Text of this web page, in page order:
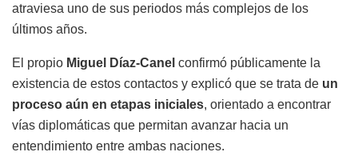
atraviesa uno de sus periodos más complejos de los
últimos años.
El propio Miguel Díaz-Canel confirmó públicamente la
existencia de estos contactos y explicó que se trata de un
proceso aún en etapas iniciales, orientado a encontrar
vías diplomáticas que permitan avanzar hacia un
entendimiento entre ambas naciones.